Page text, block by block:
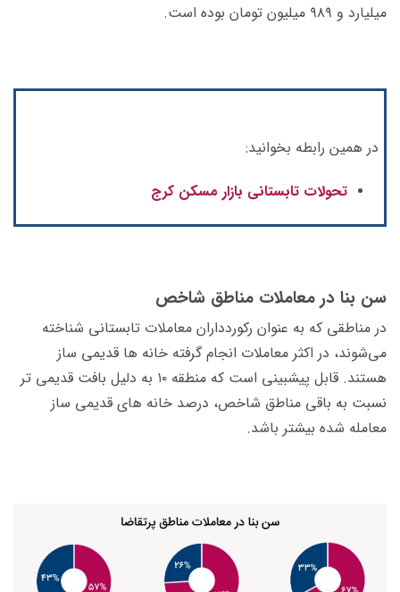
میلیارد و ۹۸۹ میلیون تومان بوده است.
در همین رابطه بخوانید:
تحولات تابستانی بازار مسکن کرج
سن بنا در معاملات مناطق شاخص
در مناطقی که به عنوان رکوردداران معاملات تابستانی شناخته
می‌شوند، در اکثر معاملات انجام گرفته خانه ها قدیمی ساز
هستند. قابل پیشبینی است که منطقه ۱۰ به دلیل بافت قدیمی تر
نسبت به باقی مناطق شاخص، درصد خانه های قدیمی ساز
معامله شده بیشتر باشد.